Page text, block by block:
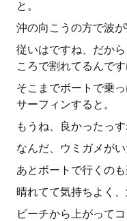
と。
沖の向こうの方で波
従いはですね、だか
ころで割れてるんです
そこまでボートで乗
サーフィンすると。
もうね、良かったっ
なんだ、ウミガメがい
あとボートで行くのも
晴れてて気持ちよく
ビーチから上がって